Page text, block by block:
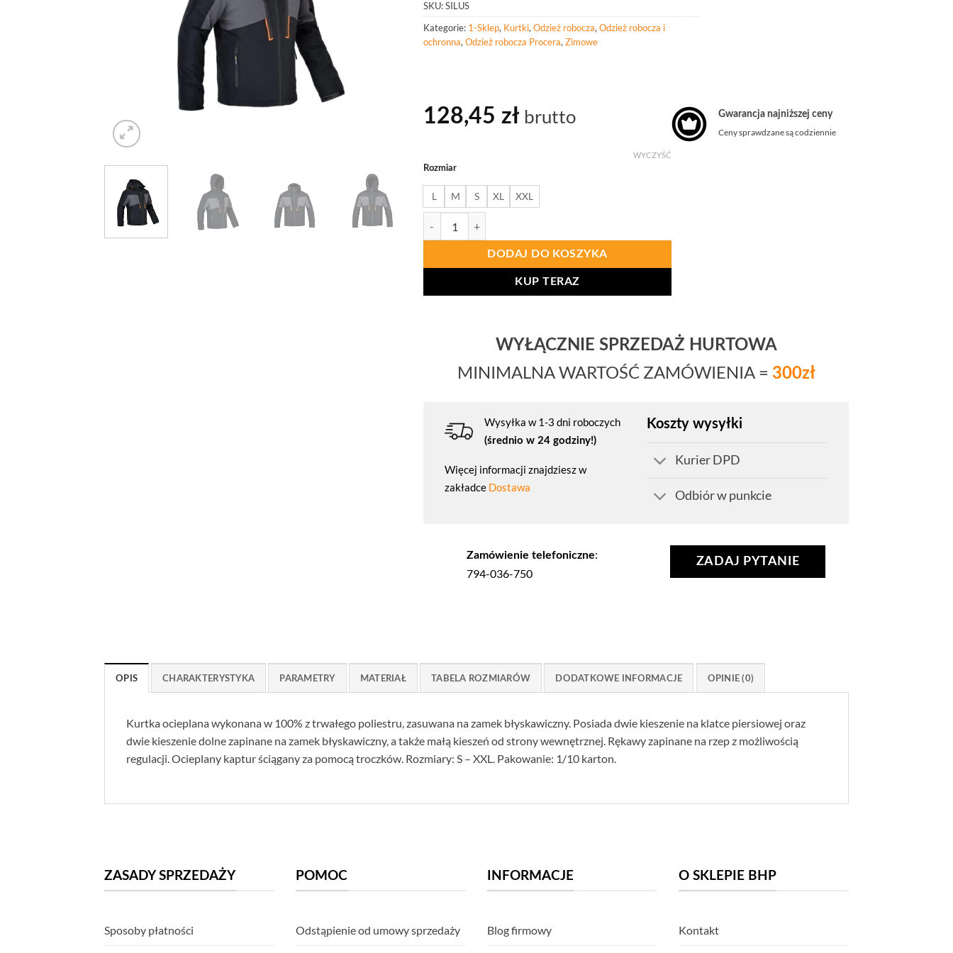
SKU:SILUS
Kategorie: 1-Sklep, Kurtki, Odzież robocza, Odzież robocza i
ochronna, Odzież robocza Procera, Zimowe
128,45 zł brutto
Rozmiar
L M S XL XXL
WYCZYŚĆ
DODAJ DO KOSZYKA
KUP TERAZ
Gwarancja najniższej ceny
Ceny sprawdzane są codziennie
WYŁĄCZNIE SPRZEDAŻ HURTOWA
MINIMALNA WARTOŚĆ ZAMÓWIENIA = 300zł
Wysyłka w 1-3 dni roboczych
(średnio w 24 godziny!)
Więcej informacji znajdziesz w
zakładce Dostawa
Koszty wysyłki
Kurier DPD
Odbiór w punkcie
Zamówienie telefoniczne:
794-036-750
ZADAJ PYTANIE
OPIS CHARAKTERYSTYKA PARAMETRY MATERIAŁ TABELA ROZMIARÓW DODATKOWE INFORMACJE OPINIE (0)
Kurtka ocieplana wykonana w 100% z trwałego poliestru, zasuwana na zamek błyskawiczny. Posiada dwie kieszenie na klatce piersiowej oraz
dwie kieszenie dolne zapinane na zamek błyskawiczny, a także małą kieszeń od strony wewnętrznej. Rękawy zapinane na rzep z możliwością
regulacji. Ocieplany kaptur ściągany za pomocą troczków. Rozmiary: S – XXL. Pakowanie: 1/10 karton.
ZASADY SPRZEDAŻY
Sposoby płatności
POMOC
Odstąpienie od umowy sprzedaży
INFORMACJE
Blog firmowy
O SKLEPIE BHP
Kontakt